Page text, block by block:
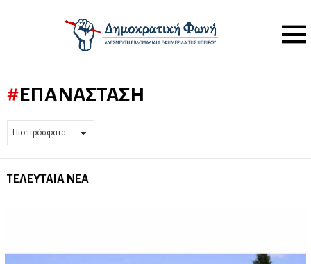
Menu
ΕΠΑΝΆΣΤΑΣΗ
ΤΕΛΕΥΤΑΊΑ ΝΈΑ